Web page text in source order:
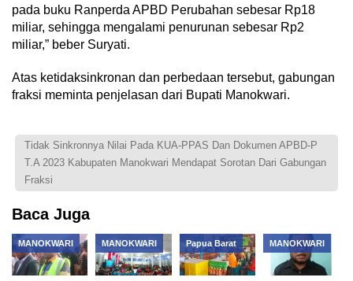
pada buku Ranperda APBD Perubahan sebesar Rp18
miliar, sehingga mengalami penurunan sebesar Rp2
miliar,” beber Suryati.
Atas ketidaksinkronan dan perbedaan tersebut, gabungan
fraksi meminta penjelasan dari Bupati Manokwari.
Tidak Sinkronnya Nilai Pada KUA-PPAS Dan Dokumen APBD-P
T.A 2023 Kabupaten Manokwari Mendapat Sorotan Dari Gabungan
Fraksi
Baca Juga
MANOKWARI MANOKWARI Papua Barat MANOKWARI